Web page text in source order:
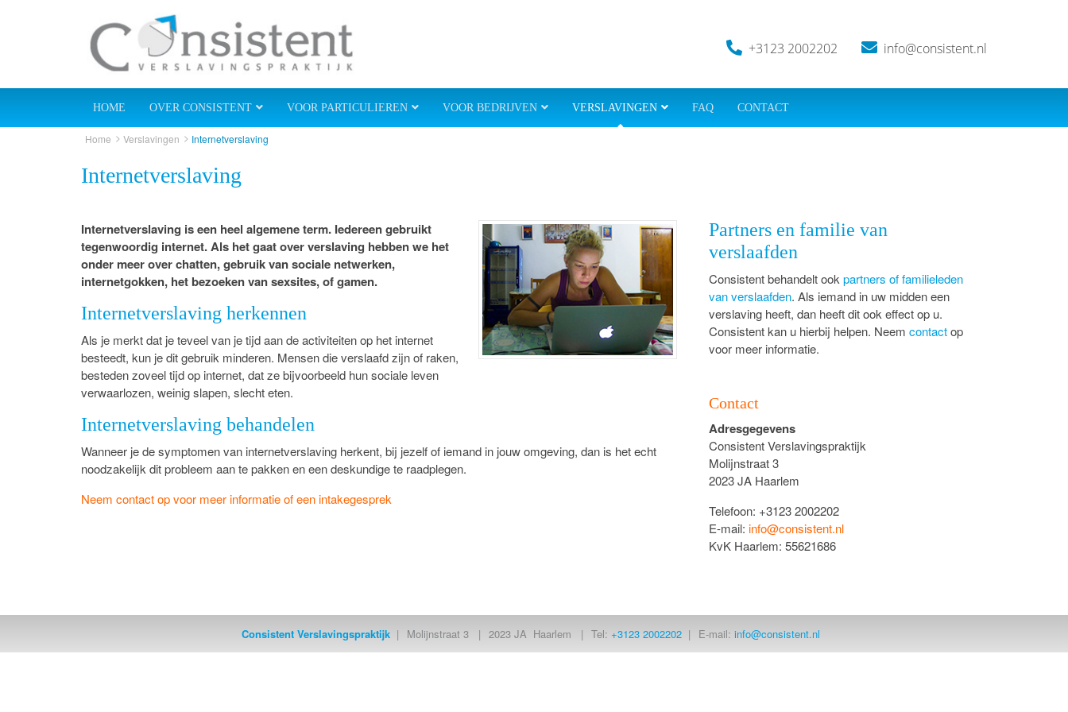
+3123 2002202 info@consistent.nl
HOME OVER CONSISTENT VOOR PARTICULIEREN VOOR BEDRIJVEN VERSLAVINGEN FAQ CONTACT
Home Verslavingen Internetverslaving
Internetverslaving
Internetverslaving is een heel algemene term. Iedereen gebruikt
tegenwoordig internet. Als het gaat over verslaving hebben we het
onder meer over chatten, gebruik van sociale netwerken,
internetgokken, het bezoeken van sexsites, of gamen.
Internetverslaving herkennen
Als je merkt dat je teveel van je tijd aan de activiteiten op het internet
besteedt, kun je dit gebruik minderen. Mensen die verslaafd zijn of raken,
besteden zoveel tijd op internet, dat ze bijvoorbeeld hun sociale leven
verwaarlozen, weinig slapen, slecht eten.
Internetverslaving behandelen
Wanneer je de symptomen van internetverslaving herkent, bij jezelf of iemand in jouw omgeving, dan is het echt
noodzakelijk dit probleem aan te pakken en een deskundige te raadplegen.
Neem contact op voor meer informatie of een intakegesprek
Partners en familie van
verslaafden
Consistent behandelt ook partners of familieleden
van verslaafden. Als iemand in uw midden een
verslaving heeft, dan heeft dit ook effect op u.
Consistent kan u hierbij helpen. Neem contactop
voor meer informatie.
Contact
Adresgegevens
Consistent Verslavingspraktijk
Molijnstraat 3
2023 JA Haarlem
Telefoon: +3123 2002202
E-mail: info@consistent.nl
KvK Haarlem: 55621686
Consistent Verslavingspraktijk Molijnstraat 3 2023 JA Haarlem Tel: +3123 2002202 E-mail: info@consistent.nl